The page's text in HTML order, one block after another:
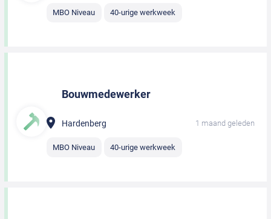
MBO Niveau 40-urige werkweek
Bouwmedewerker
Hardenberg 1 maand geleden
MBO Niveau 40-urige werkweek